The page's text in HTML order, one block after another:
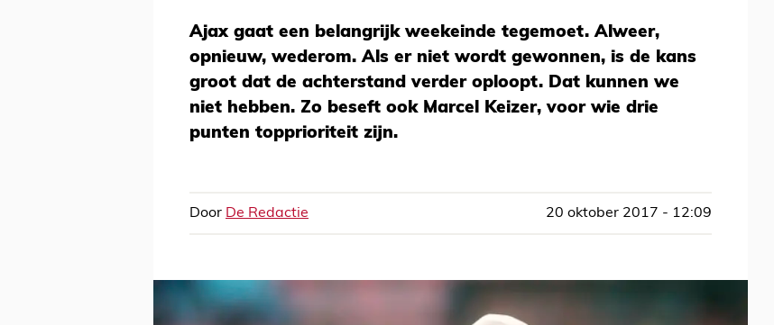
Ajax gaat een belangrijk weekeinde tegemoet. Alweer,
opnieuw, wederom. Als er niet wordt gewonnen, is de kans
groot dat de achterstand verder oploopt. Dat kunnen we
niet hebben. Zo beseft ook Marcel Keizer, voor wie drie
punten topprioriteit zijn.
Door De Redactie 20 oktober 2017 - 12:09